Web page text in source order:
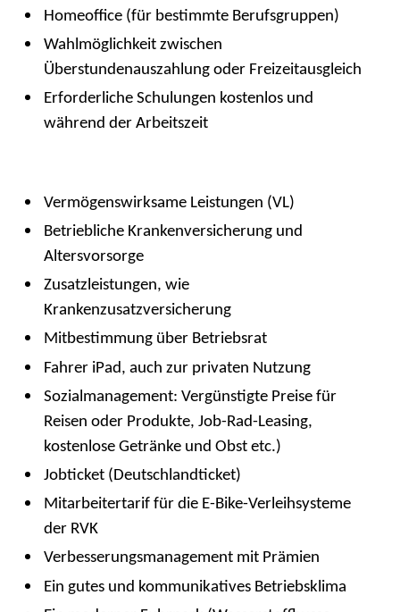
Homeoffice (für bestimmte Berufsgruppen)
Wahlmöglichkeit zwischen
Überstundenauszahlung oder Freizeitausgleich
Erforderliche Schulungen kostenlos und
während der Arbeitszeit
Vermögenswirksame Leistungen (VL)
Betriebliche Krankenversicherung und
Altersvorsorge
Zusatzleistungen, wie
Krankenzusatzversicherung
Mitbestimmung über Betriebsrat
Fahrer iPad, auch zur privaten Nutzung
Sozialmanagement: Vergünstigte Preise für
Reisen oder Produkte, Job-Rad-Leasing,
kostenlose Getränke und Obst etc.)
Jobticket (Deutschlandticket)
Mitarbeitertarif für die E-Bike-Verleihsysteme
der RVK
Verbesserungsmanagement mit Prämien
Ein gutes und kommunikatives Betriebsklima